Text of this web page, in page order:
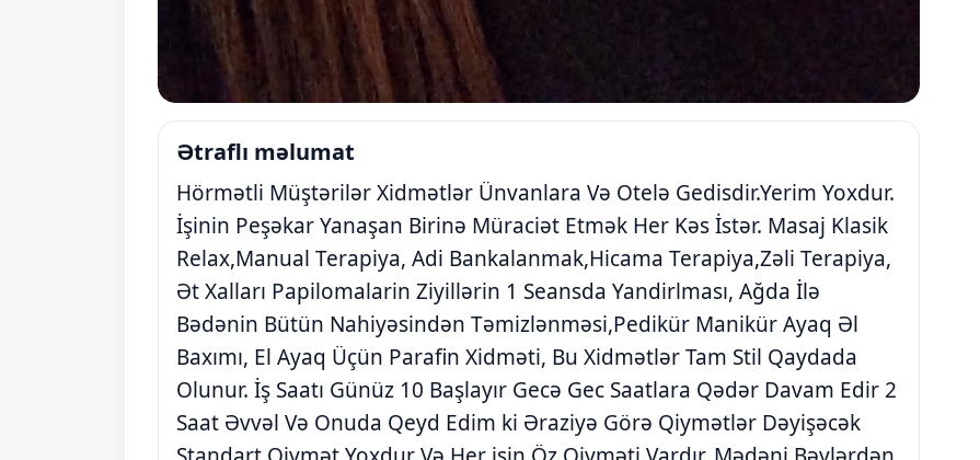
Ətraflı məlumat
Hörmətli Müştərilər Xidmətlər Ünvanlara Və Otelə Gedisdir.Yerim Yoxdur.
İşinin Peşəkar Yanaşan Birinə Müraciət Etmək Her Kəs İstər. Masaj Klasik
Relax,Manual Terapiya, Adi Bankalanmak,Hicama Terapiya,Zəli Terapiya,
Ət Xalları Papilomalarin Ziyillərin 1 Seansda Yandirlması, Ağda İlə
Bədənin Bütün Nahiyəsindən Təmizlənməsi,Pedikür Manikür Ayaq Əl
Baxımı, El Ayaq Üçün Parafin Xidməti, Bu Xidmətlər Tam Stil Qaydada
Olunur. İş Saatı Günüz 10 Başlayır Gecə Gec Saatlara Qədər Davam Edir 2
Saat Əvvəl Və Onuda Qeyd Edim ki Əraziyə Görə Qiymətlər Dəyişəcək